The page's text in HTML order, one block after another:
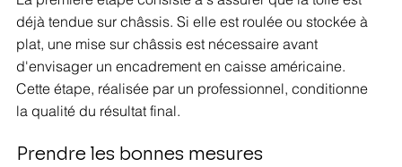
déjà tendue sur châssis. Si elle est roulée ou stockée à
plat, une mise sur châssis est nécessaire avant
d'envisager un encadrement en caisse américaine.
Cette étape, réalisée par un professionnel, conditionne
la qualité du résultat final.
Prendre les bonnes mesures